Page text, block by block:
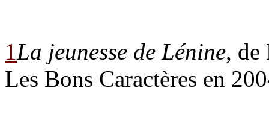
1La jeunesse de Lénine, de
Les Bons Caractères en